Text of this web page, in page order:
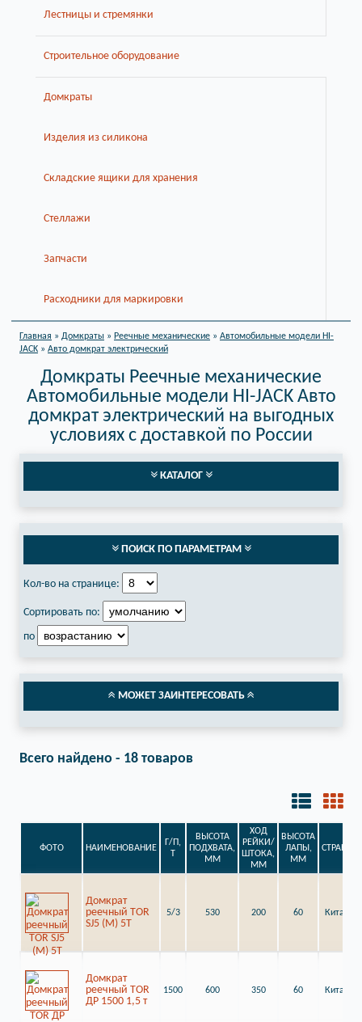
Лестницы и стремянки
Строительное оборудование
Домкраты
Изделия из силикона
Складские ящики для хранения
Стеллажи
Запчасти
Расходники для маркировки
Главная » Домкраты » Реечные механические » Автомобильные модели HI-
JACK » Авто домкрат электрический
Домкраты Реечные механические
Автомобильные модели HI-JACK Авто
домкрат электрический на выгодных
условиях с доставкой по России
КАТАЛОГ
ПОИСК ПО ПАРАМЕТРАМ
Кол-во на странице:
Сортировать по:
по
МОЖЕТ ЗАИНТЕРЕСОВАТЬ
Всего найдено - 18 товаров
ФОТО НАИМЕНОВАНИЕ
Г/П,
Т
ВЫСОТА
ПОДХВАТА,
ММ
ХОД
РЕЙКИ/
ШТОКА,
ММ
ВЫСОТА
ЛАПЫ,
ММ
СТРАНА
Домкрат
реечный TOR
SJ5 (M) 5Т
5/3 530 200 60 Китай
Домкрат
реечный TOR
ДР 1500 1,5 т
1500 600 350 60 Китай